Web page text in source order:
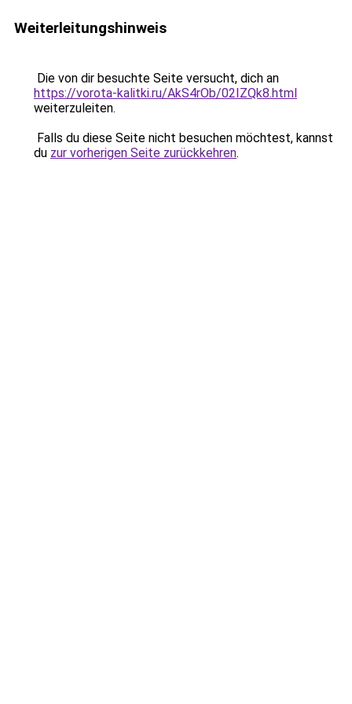
Weiterleitungshinweis
Die von dir besuchte Seite versucht, dich an
https://vorota-kalitki.ru/AkS4rOb/02IZQk8.html
weiterzuleiten.
Falls du diese Seite nicht besuchen möchtest, kannst
du zur vorherigen Seite zurückkehren.